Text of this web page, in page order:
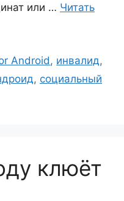
или … Читать
Android , инвалид,
, социальный
клюёт